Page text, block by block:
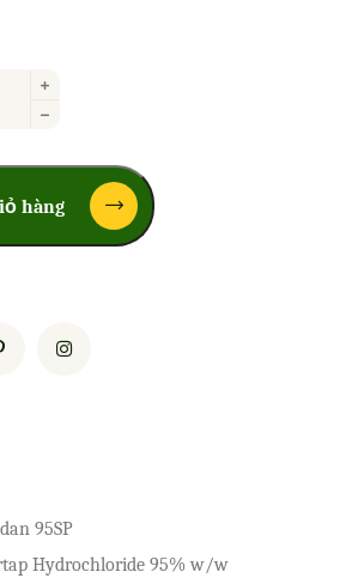
hàng
95SP
Hydrochloride 95% w/w